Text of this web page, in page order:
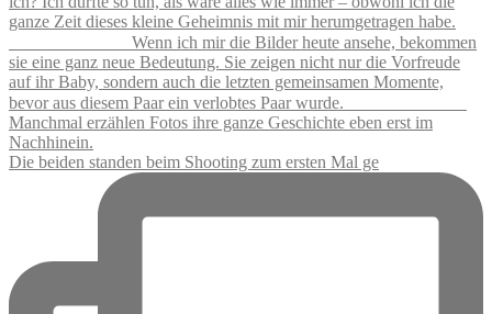
Die beiden standen beim Shooting zum ersten Mal ge